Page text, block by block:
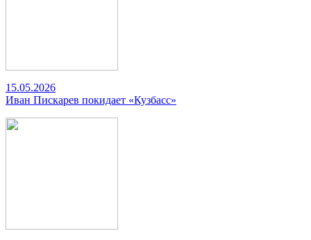
15.05.2026
Иван Пискарев покидает «Кузбасс»